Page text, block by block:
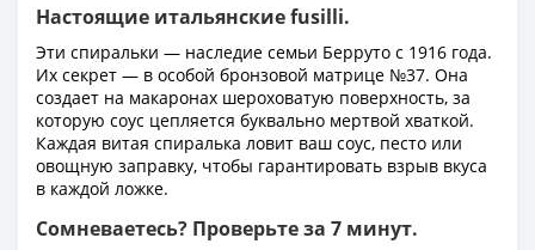
Настоящие итальянские fusilli.
Эти спиральки — наследие семьи Берруто с 1916 года.
Их секрет — в особой бронзовой матрице №37. Она
создает на макаронах шероховатую поверхность, за
которую соус цепляется буквально мертвой хваткой.
Каждая витая спиралька ловит ваш соус, песто или
овощную заправку, чтобы гарантировать взрыв вкуса
в каждой ложке.
Сомневаетесь? Проверьте за 7 минут.